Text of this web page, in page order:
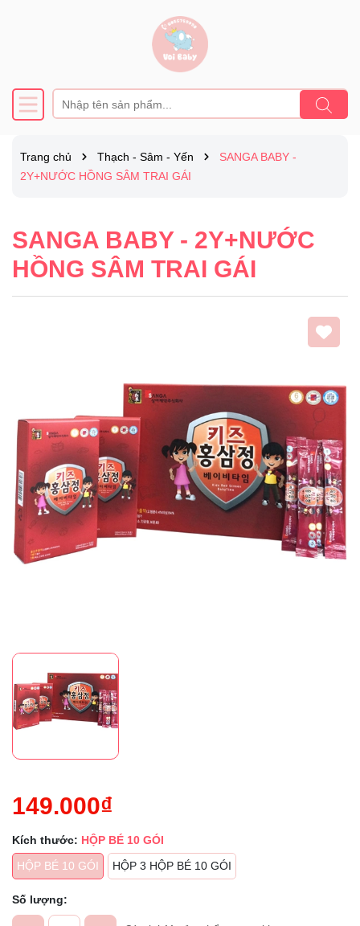
Trang chủ Thạch - Sâm - Yến
SANGA BABY -
2Y+NƯỚC HỒNG SÂM TRAI GÁI
SANGA BABY - 2Y+NƯỚC
HỒNG SÂM TRAI GÁI
149.000₫
Kích thước: HỘP BÉ 10 GÓI
HỘP BÉ 10 GÓI
HỘP 3 HỘP BÉ 10 GÓI
Số lượng: